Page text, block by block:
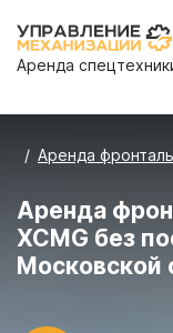
Аренда
Аренда
Аренда
XCMG без
Московской